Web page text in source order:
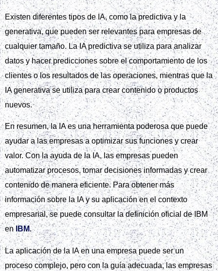
Existen diferentes tipos de IA, como la predictiva y la
generativa, que pueden ser relevantes para empresas de
cualquier tamaño. La IA predictiva se utiliza para analizar
datos y hacer predicciones sobre el comportamiento de los
clientes o los resultados de las operaciones, mientras que la
IA generativa se utiliza para crear contenido o productos
nuevos.
En resumen, la IA es una herramienta poderosa que puede
ayudar a las empresas a optimizar sus funciones y crear
valor. Con la ayuda de la IA, las empresas pueden
automatizar procesos, tomar decisiones informadas y crear
contenido de manera eficiente. Para obtener más
información sobre la IA y su aplicación en el contexto
empresarial, se puede consultar la definición oficial de IBM
en IBM.
La aplicación de la IA en una empresa puede ser un
proceso complejo, pero con la guía adecuada, las empresas